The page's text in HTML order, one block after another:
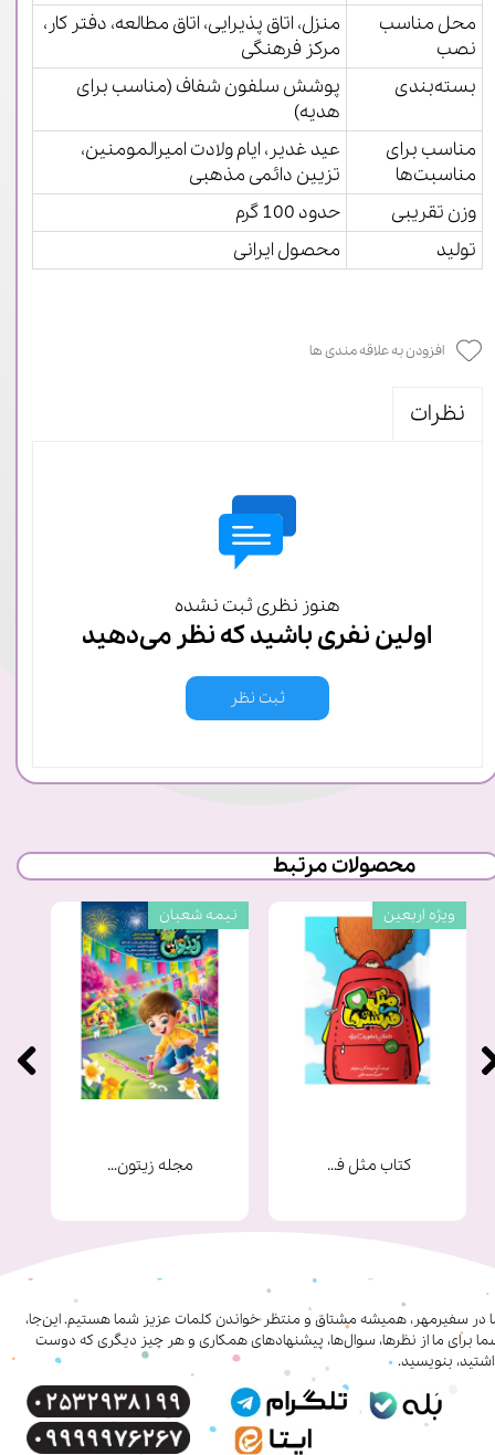
محل مناسب
نصب
منزل، اتاق پذیرایی، اتاق مطالعه، دفتر کار،
مرکز فرهنگی
بسته‌بندی
پوشش سلفون شفاف (مناسب برای
هدیه)
مناسب برای
مناسبت‌ها
عید غدیر، ایام ولادت امیرالمومنین،
تزیین دائمی مذهبی
وزن تقریبی
حدود 100 گرم
تولید
محصول ایرانی
افزودن به علاقه مندی ها
نظرات
هنوز نظری ثبت نشده
اولین نفری باشید که نظر می‌دهید
ثبت نظر
محصولات مرتبط
مجله زیتون شماره 9
نیمه شعبان
کتاب مثل فرشته ها
ویژه اربعین
در سفیرمهر، همیشه مشتاق و منتظر خواندن کلمات عزیز شما هستیم. این‌جا،
برای ما از نظرها، سوال‌ها، پیشنهادهای همکاری‌ و هر چیز دیگری که دوست
بنویسید.